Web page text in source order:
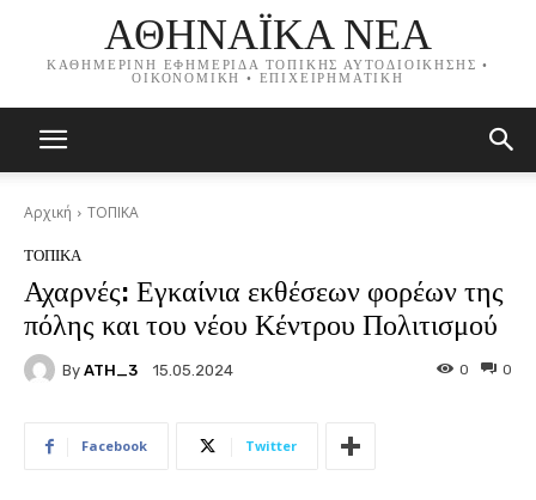
ΑΘΗΝΑΪΚΑ ΝΕΑ
ΚΑΘΗΜΕΡΙΝΗ ΕΦΗΜΕΡΙΔΑ ΤΟΠΙΚΗΣ ΑΥΤΟΔΙΟΙΚΗΣΗΣ •
ΟΙΚΟΝΟΜΙΚΗ • ΕΠΙΧΕΙΡΗΜΑΤΙΚΗ
Αρχική ΤΟΠΙΚΑ
ΤΟΠΙΚΑ
Αχαρνές: Εγκαίνια εκθέσεων φορέων της
πόλης και του νέου Κέντρου Πολιτισμού
By ATH_3 15.05.2024 0
0
Facebook Twitter